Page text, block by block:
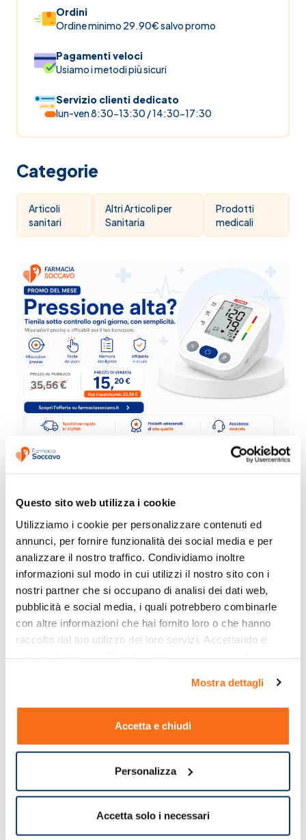
Questo sito web utilizza i cookie
Utilizziamo i cookie per personalizzare contenuti ed
annunci, per fornire funzionalità dei social media e per
analizzare il nostro traffico. Condividiamo inoltre
informazioni sul modo in cui utilizzi il nostro sito con i
nostri partner che si occupano di analisi dei dati web,
pubblicità e social media, i quali potrebbero combinarle
con altre informazioni che hai fornito loro o che hanno
raccolto dal tuo utilizzo dei loro servizi. Accettando e
Mostra dettagli
Accetta e chiudi
Personalizza
Accetta solo i necessari
Ordini
Ordine minimo 29.90€ salvo promo
Pagamenti veloci
Usiamo i metodi più sicuri
Servizio clienti dedicato
lun-ven 8:30-13:30 / 14:30-17:30
Categorie
Articoli
sanitari
Altri Articoli per
Sanitaria
Prodotti
medicali